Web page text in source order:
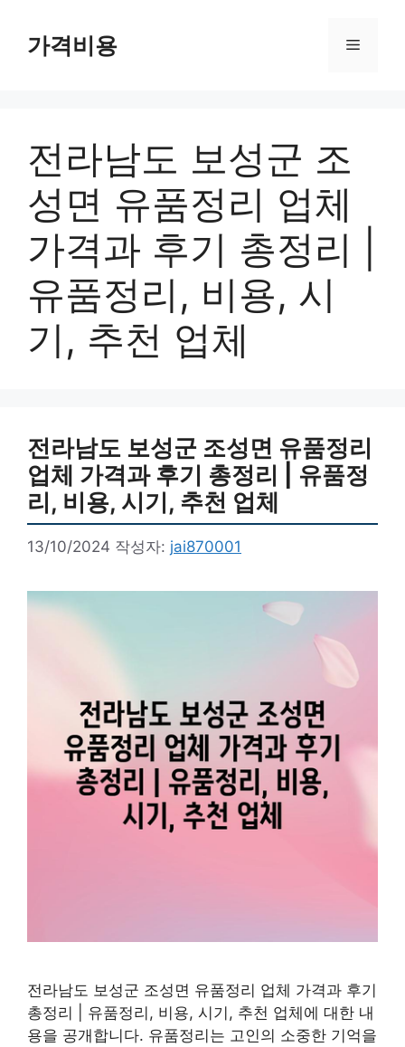
가격비용 메
전라남도 보성군 조
성면 유품정리 업체
가격과 후기 총정리 |
유품정리, 비용, 시
기, 추천 업체
전라남도 보성군 조성면 유품정리
업체 가격과 후기 총정리 | 유품정
리, 비용, 시기, 추천 업체
13/10/2024 작성자: jai870001
전라남도 보성군 조성면 유품정리 업체 가격과 후기
총정리 | 유품정리, 비용, 시기, 추천 업체에 대한 내
용을 공개합니다. 유품정리는 고인의 소중한 기억을